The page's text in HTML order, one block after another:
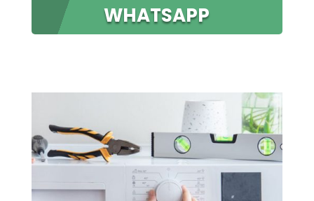
WHATSAPP